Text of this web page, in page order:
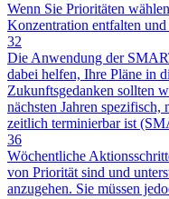
Wenn Sie Prioritäten
Konzentration entfalten
32
Die Anwendung der
dabei helfen, Ihre Pläne in
Zukunftsgedanken sollten
nächsten Jahren spezifisch,
zeitlich terminierbar ist
36
Wöchentliche
von Priorität sind und
anzugehen. Sie müssen